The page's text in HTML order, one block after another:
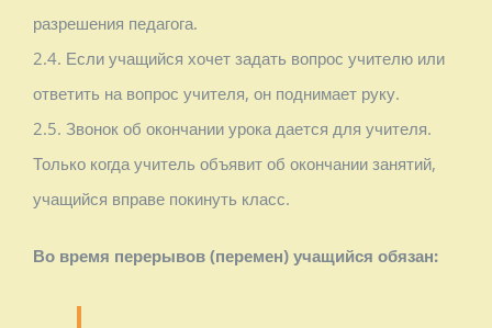
разрешения педагога.
2.4. Если учащийся хочет задать вопрос учителю или
ответить на вопрос учителя, он поднимает руку.
2.5. Звонок об окончании урока дается для учителя.
Только когда учитель объявит об окончании занятий,
учащийся вправе покинуть класс.
Во время перерывов (перемен) учащийся обязан: